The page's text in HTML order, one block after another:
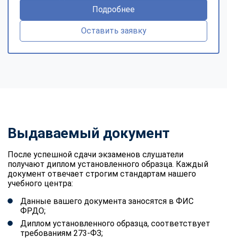
Подробнее
Оставить заявку
Выдаваемый документ
После успешной сдачи экзаменов слушатели
получают диплом установленного образца. Каждый
документ отвечает строгим стандартам нашего
учебного центра:
Данные вашего документа заносятся в ФИС
ФРДО;
Диплом установленного образца, соответствует
требованиям 273-ФЗ;